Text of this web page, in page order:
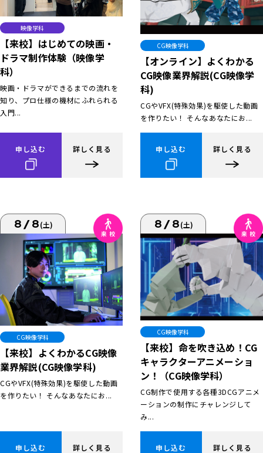
映像学科
【来校】はじめての映画・
ドラマ制作体験（映像学
科）
映画・ドラマができるまでの流れを
知り、プロ仕様の機材にふれられる
入門...
申し込む 詳しく見る
CG映像学科
【オンライン】よくわかる
CG映像業界解説(CG映像学
科)
CGやVFX(特殊効果)を駆使した動画
を作りたい！ そんなあなたにお...
申し込む 詳しく見る
8/8(土)
CG映像学科
【来校】よくわかるCG映像
業界解説(CG映像学科)
CGやVFX(特殊効果)を駆使した動画
を作りたい！ そんなあなたにお...
申し込む 詳しく見る
8/8(土)
CG映像学科
【来校】命を吹き込め！CG
キャラクターアニメーショ
ン！（CG映像学科）
CG制作で使用する各種3DCGアニメ
ーションの制作にチャレンジして
み...
申し込む 詳しく見る